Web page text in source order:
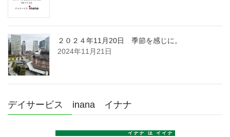
２０２４年11月20日 季節を感じに。
2024年11月21日
デイサービス inana イナナ